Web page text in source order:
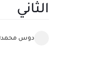
الثاني
دوس محمد